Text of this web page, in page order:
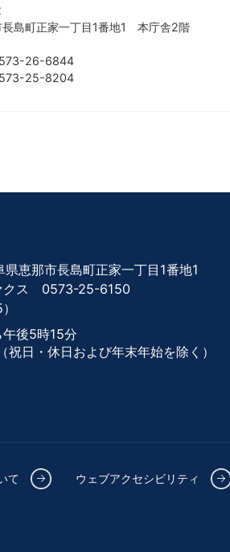
長島町正家一丁目1番地1 本庁舎2階
26-6844
25-8204
県恵那市長島町正家一丁目1番地1
クス 0573-25-6150
後5時15分
（祝日・休日および年末年始を除く）
て ウェブアクセシビリティ